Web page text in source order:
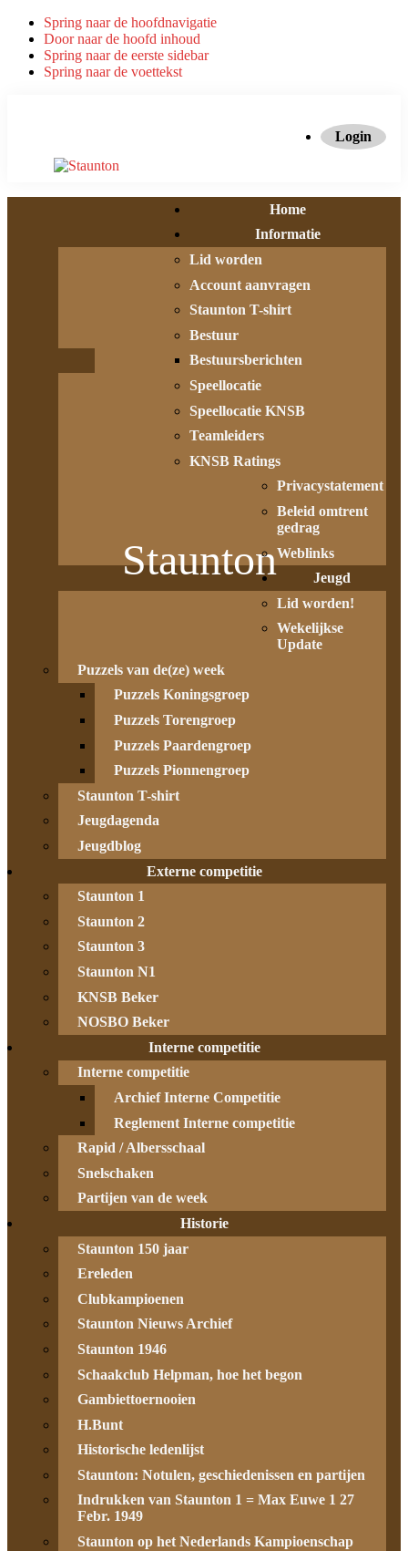
Spring naar de hoofdnavigatie
Door naar de hoofd inhoud
Spring naar de eerste sidebar
Spring naar de voettekst
Login
Staunton
Home
Informatie
Lid worden
Account aanvragen
Staunton T-shirt
Bestuur
Bestuursberichten
Speellocatie
Speellocatie KNSB
Teamleiders
KNSB Ratings
Privacystatement
Beleid omtrent
gedrag
Weblinks
Jeugd
Lid worden!
Wekelijkse
Update
Puzzels van de(ze) week
Puzzels Koningsgroep
Puzzels Torengroep
Puzzels Paardengroep
Puzzels Pionnengroep
Staunton T-shirt
Jeugdagenda
Jeugdblog
Externe competitie
Staunton 1
Staunton 2
Staunton 3
Staunton N1
KNSB Beker
NOSBO Beker
Interne competitie
Interne competitie
Archief Interne Competitie
Reglement Interne competitie
Rapid / Albersschaal
Snelschaken
Partijen van de week
Historie
Staunton 150 jaar
Ereleden
Clubkampioenen
Staunton Nieuws Archief
Staunton 1946
Schaakclub Helpman, hoe het begon
Gambiettoernooien
H.Bunt
Historische ledenlijst
Staunton: Notulen, geschiedenissen en partijen
Indrukken van Staunton 1 = Max Euwe 1 27
Febr. 1949
Staunton op het Nederlands Kampioenschap